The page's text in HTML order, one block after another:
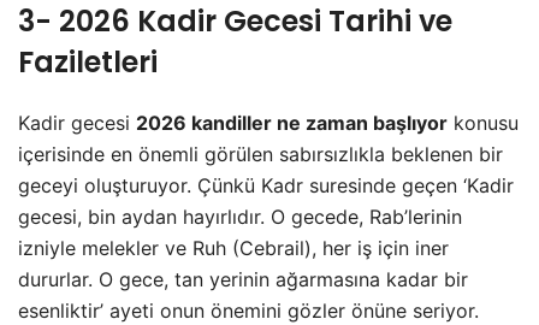
3- 2026 Kadir Gecesi Tarihi ve
Faziletleri
Kadir gecesi 2026 kandiller ne zaman başlıyor konusu
içerisinde en önemli görülen sabırsızlıkla beklenen bir
geceyi oluşturuyor. Çünkü Kadr suresinde geçen ‘Kadir
gecesi, bin aydan hayırlıdır. O gecede, Rab’lerinin
izniyle melekler ve Ruh (Cebrail), her iş için iner
dururlar. O gece, tan yerinin ağarmasına kadar bir
esenliktir’ ayeti onun önemini gözler önüne seriyor.